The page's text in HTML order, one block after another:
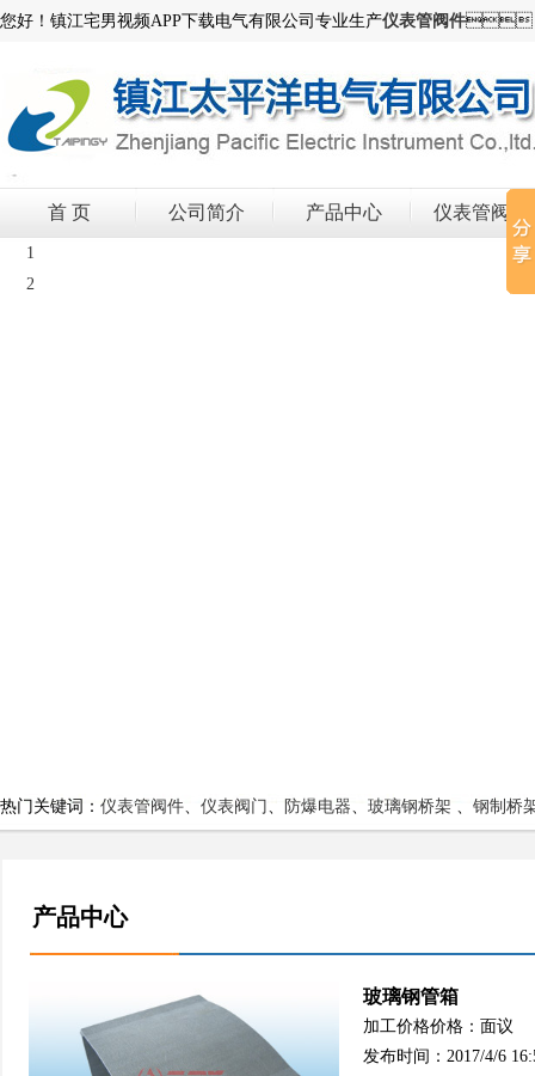
您好！镇江宅男视频APP下载电气有限公司专业生产仪表管阀件
首 页 公司简介 产品中心 仪表管阀件
1
2
热门关键词： 仪表管阀件、 仪表阀门 、 防爆电器、 玻璃钢桥架 、 钢制桥
产品中心
玻璃钢管箱
加工价格价格：面议
发布时间：2017/4/6